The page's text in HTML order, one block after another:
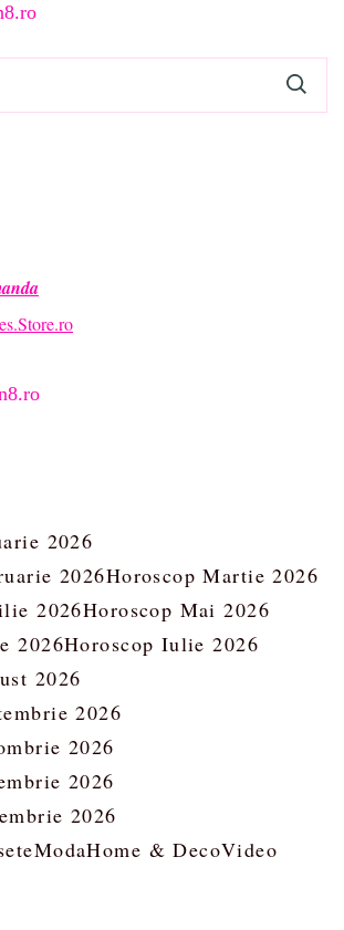
2026
2026Horoscop Martie 2026
2026Horoscop Mai 2026
2026Horoscop Iulie 2026
2026
2026
2026
2026
2026
ModaHome & DecoVideo